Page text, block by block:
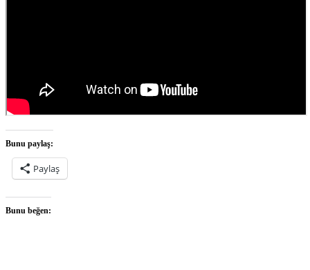
Bunu paylaş:
Paylaş
Bunu beğen: